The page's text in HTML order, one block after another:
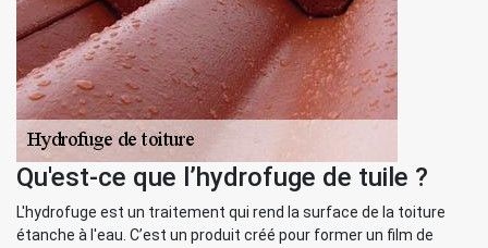
Qu'est-ce que l’hydrofuge de tuile ?
L'hydrofuge est un traitement qui rend la surface de la toiture
étanche à l'eau. C’est un produit créé pour former un film de